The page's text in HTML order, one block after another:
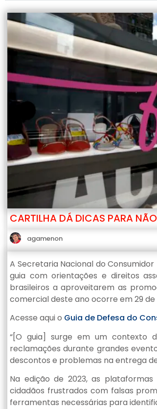
CARTILHA DÁ DICAS PARA
agamenon
A Secretaria Nacional do
guia com orientações e direitos
brasileiros a aproveitarem as
comercial deste ano ocorre em 29
Acesse aqui o Guia de Defesa do
“[O guia] surge em um contexto
reclamações durante grandes
descontos e problemas na entrega
Na edição de 2023, as
cidadãos frustrados com falsas
ferramentas necessárias para